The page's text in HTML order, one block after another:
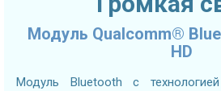
Модуль Qualcomm®
HD
Модуль Bluetooth с